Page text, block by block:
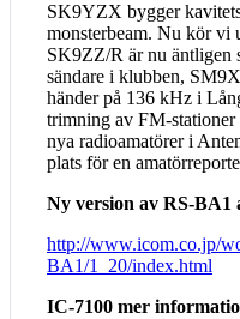
SK9YZX bygger
monsterbeam. Nu kör
SK9ZZ/R är nu äntligen
sändare i klubben,
händer på 136 kHz i
trimning av FM-stationer
nya radioamatörer i
plats för en
Ny version av RS-
http://www.icom.co.jp/
BA1/1_20/index.html
IC-7100 mer